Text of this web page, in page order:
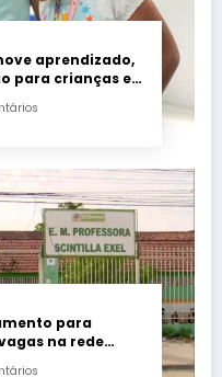
aprendizado,
para crianças e
para
na rede